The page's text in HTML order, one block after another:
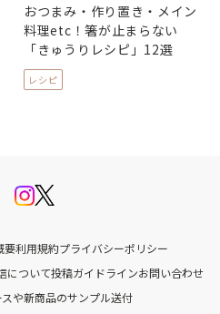
おつまみ・作り置き・メイン
料理etc！箸が止まらない
「きゅうりレシピ」12選
レシピ
要利用規約プライバシーポリシー
について投稿ガイドラインお問い合わせ
や新商品のサンプル送付